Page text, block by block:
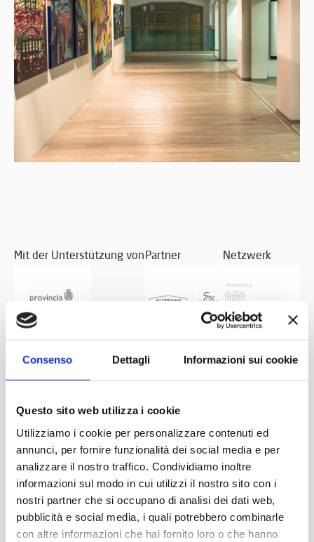
Consenso Dettagli Informazioni sui cookie
Questo sito web utilizza i cookie
Utilizziamo i cookie per personalizzare contenuti ed
annunci, per fornire funzionalità dei social media e per
analizzare il nostro traffico. Condividiamo inoltre
informazioni sul modo in cui utilizzi il nostro sito con i
nostri partner che si occupano di analisi dei dati web,
pubblicità e social media, i quali potrebbero combinarle
con altre informazioni che hai fornito loro o che hanno
Mit der Unterstützung vonPartner Netzwerk